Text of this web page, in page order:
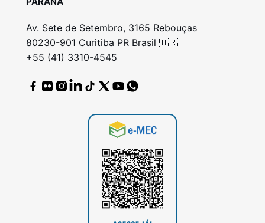
Av. Sete de Setembro, 3165 Rebouças
80230-901 Curitiba PR Brasil 🇧🇷
+55 (41) 3310-4545